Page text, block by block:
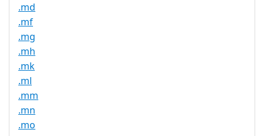
.md
.mf
.mg
.mh
.mk
.ml
.mm
.mn
.mo